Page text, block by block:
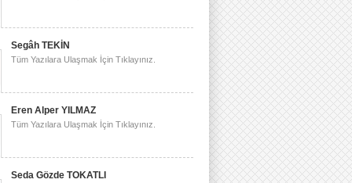
Segâh TEKİN
Tüm Yazılara Ulaşmak İçin Tıklayınız.
Eren Alper YILMAZ
Tüm Yazılara Ulaşmak İçin Tıklayınız.
Seda Gözde TOKATLI